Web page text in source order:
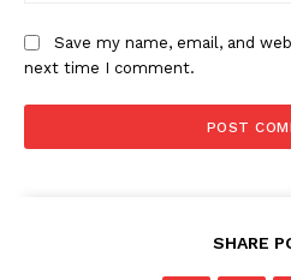
Save my name, email, and
next time I comment.
SHARE